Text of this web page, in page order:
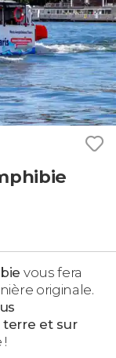
vous fera
originale.
terre et sur